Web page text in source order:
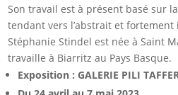
Son travail est à présent basé sur
tendant vers l’abstrait et fortement
Stéphanie Stindel est née à Saint
travaille à Biarritz au Pays Basque.
Exposition : GALERIE PILI